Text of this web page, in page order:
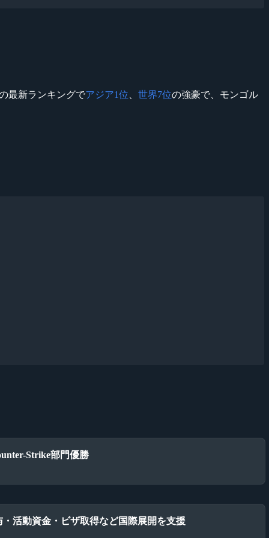
最新ランキングでアジア1位 世界7位の強豪で、モンゴル
Strike部門優勝
活動資金・ビザ取得など国際展開を支援